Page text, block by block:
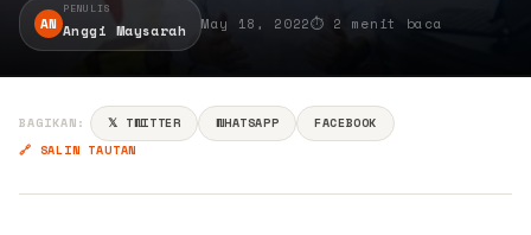
AN
PENULIS
Anggi Maysarah May 18, 2022⏱ 2 menit baca
BAGIKAN: 𝕏 TWITTER WHATSAPP
FACEBOOK
🔗 SALIN TAUTAN